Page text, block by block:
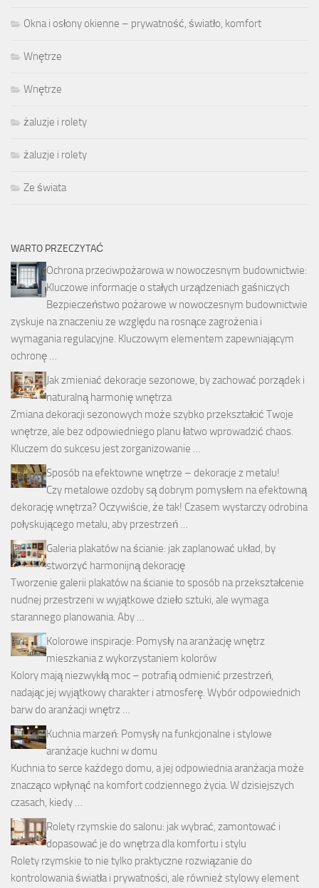
Okna i osłony okienne – prywatność, światło, komfort
Wnętrze
Wnętrze
żaluzje i rolety
żaluzje i rolety
Ze świata
WARTO PRZECZYTAĆ
Ochrona przeciwpożarowa w nowoczesnym budownictwie:
Kluczowe informacje o stałych urządzeniach gaśniczych
Bezpieczeństwo pożarowe w nowoczesnym budownictwie
zyskuje na znaczeniu ze względu na rosnące zagrożenia i
wymagania regulacyjne. Kluczowym elementem zapewniającym
ochronę …
Jak zmieniać dekoracje sezonowe, by zachować porządek i
naturalną harmonię wnętrza
Zmiana dekoracji sezonowych może szybko przekształcić Twoje
wnętrze, ale bez odpowiedniego planu łatwo wprowadzić chaos.
Kluczem do sukcesu jest zorganizowanie …
Sposób na efektowne wnętrze – dekoracje z metalu!
Czy metalowe ozdoby są dobrym pomysłem na efektowną
dekorację wnętrza? Oczywiście, że tak! Czasem wystarczy odrobina
połyskującego metalu, aby przestrzeń …
Galeria plakatów na ścianie: jak zaplanować układ, by
stworzyć harmonijną dekorację
Tworzenie galerii plakatów na ścianie to sposób na przekształcenie
nudnej przestrzeni w wyjątkowe dzieło sztuki, ale wymaga
starannego planowania. Aby …
Kolorowe inspiracje: Pomysły na aranżację wnętrz
mieszkania z wykorzystaniem kolorów
Kolory mają niezwykłą moc – potrafią odmienić przestrzeń,
nadając jej wyjątkowy charakter i atmosferę. Wybór odpowiednich
barw do aranżacji wnętrz …
Kuchnia marzeń: Pomysły na funkcjonalne i stylowe
aranżacje kuchni w domu
Kuchnia to serce każdego domu, a jej odpowiednia aranżacja może
znacząco wpłynąć na komfort codziennego życia. W dzisiejszych
czasach, kiedy …
Rolety rzymskie do salonu: jak wybrać, zamontować i
dopasować je do wnętrza dla komfortu i stylu
Rolety rzymskie to nie tylko praktyczne rozwiązanie do
kontrolowania światła i prywatności, ale również stylowy element